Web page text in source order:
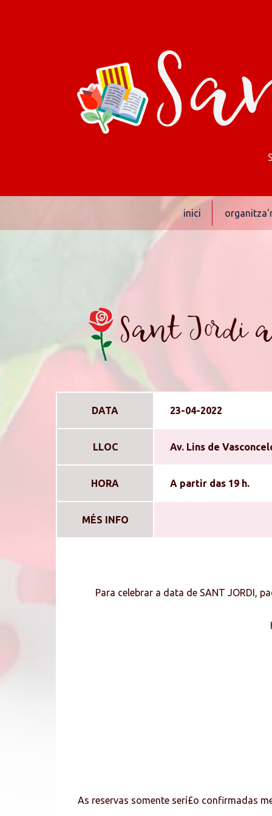
inici
Sant Jordi
DATA 23-04-2022
LLOC Av. Lins de
HORA A partir das 19 h.
MÉS INFO
Para celebrar a data de SANT JORDI,
As reservas somente serí£o confirmadas